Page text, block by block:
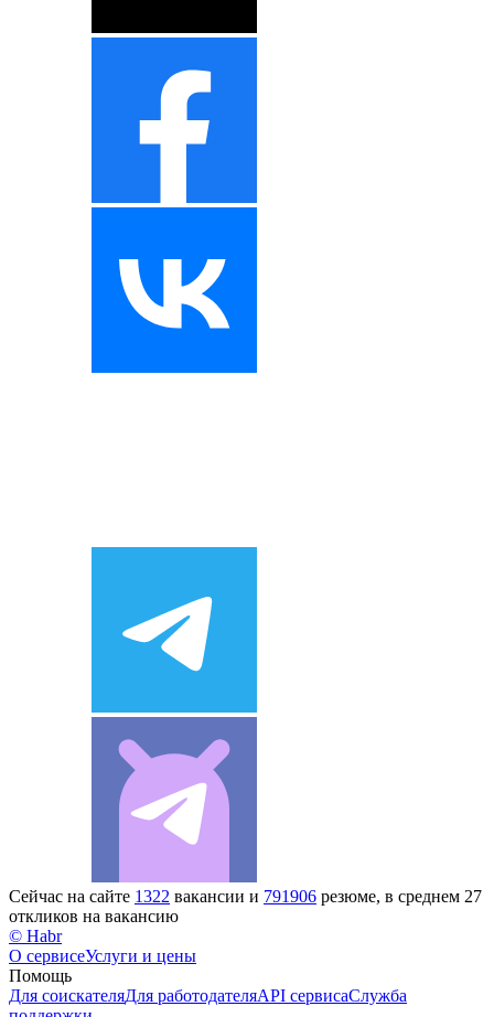
Сейчас на сайте 1322 вакансии и 791906 резюме, в среднем 27
откликов на вакансию
© Habr
О сервисеУслуги и цены
Помощь
Для соискателяДля работодателяAPI сервисаСлужба